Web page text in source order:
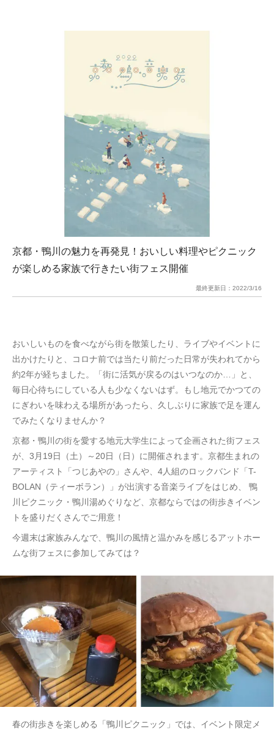
京都・鴨川の魅力を再発見！おいしい料理やピクニック
が楽しめる家族で行きたい街フェス開催
最終更新日： 2022/3/16
おいしいものを食べながら街を散策したり、ライブやイベントに
出かけたりと、コロナ前では当たり前だった日常が失われてから
約2年が経ちました。「街に活気が戻るのはいつなのか…」と、
毎日心待ちにしている人も少なくないはず。もし地元でかつての
にぎわいを味わえる場所があったら、久しぶりに家族で足を運ん
でみたくなりませんか？
京都・鴨川の街を愛する地元大学生によって企画された街フェス
が、3月19日（土）～20日（日）に開催されます。京都生まれの
アーティスト「つじあやの」さんや、4人組のロックバンド「T-
BOLAN（ティーボラン）」が出演する音楽ライブをはじめ、 鴨
川ピクニック・鴨川湯めぐりなど、京都ならではの街歩きイベン
トを盛りだくさんでご用意！
今週末は家族みんなで、鴨川の風情と温かみを感じるアットホー
ムな街フェスに参加してみては？
春の街歩きを楽しめる「鴨川ピクニック」では、イベント限定メ